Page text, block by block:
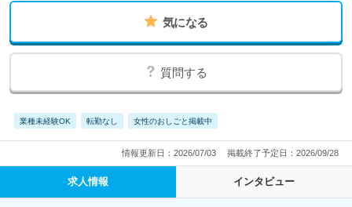
気になる
質問する
業種未経験OK 転勤なし 女性のおしごと掲載中
情報更新日：2026/07/03 掲載終了予定日：2026/09/28
求人情報 インタビュー